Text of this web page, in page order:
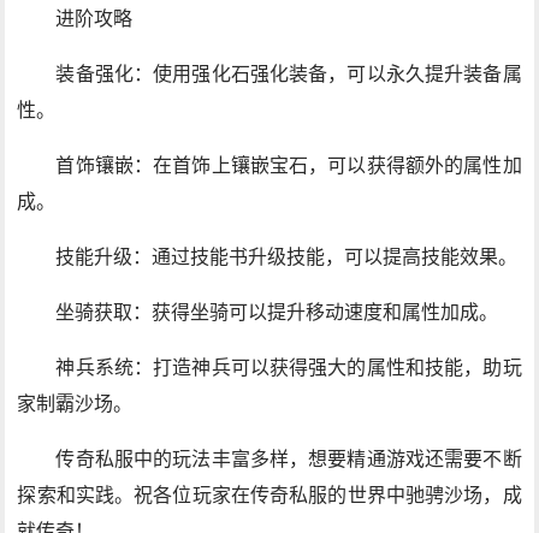
进阶攻略
装备强化：使用强化石强化装备，可以永久提升装备属
性。
首饰镶嵌：在首饰上镶嵌宝石，可以获得额外的属性加
成。
技能升级：通过技能书升级技能，可以提高技能效果。
坐骑获取：获得坐骑可以提升移动速度和属性加成。
神兵系统：打造神兵可以获得强大的属性和技能，助玩
家制霸沙场。
传奇私服中的玩法丰富多样，想要精通游戏还需要不断
探索和实践。祝各位玩家在传奇私服的世界中驰骋沙场，成